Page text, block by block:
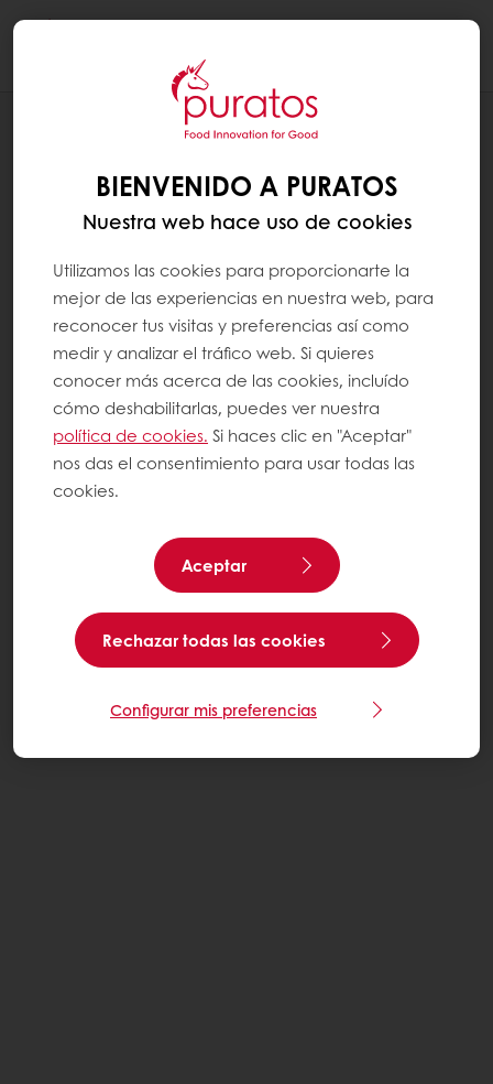
RECETAS
BIENVENIDO A PURATOS
Nuestra web hace uso de cookies
Utilizamos las cookies para proporcionarte la
mejor de las experiencias en nuestra web, para
reconocer tus visitas y preferencias así como
medir y analizar el tráfico web. Si quieres
conocer más acerca de las cookies, incluído
cómo deshabilitarlas, puedes ver nuestra
política de cookies. Si haces clic en "Aceptar"
nos das el consentimiento para usar todas las
cookies.
Aceptar
Rechazar todas las cookies
Configurar mis preferencias